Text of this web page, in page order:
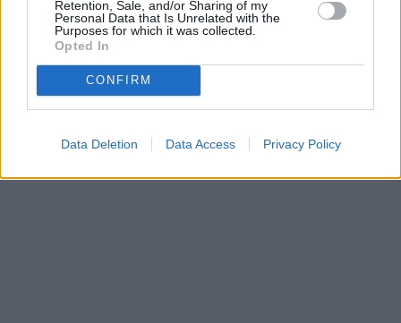
Retention, Sale, and/or Sharing of my
Personal Data that Is Unrelated with the
Purposes for which it was collected.
Opted In
CONFIRM
Data Deletion Data Access Privacy Policy
O webu parabola.cz•O souborech cookies•Inzerce
Kontakt
Dovolená u moře •Bazény